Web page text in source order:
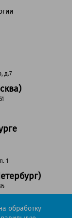
д.7
1
обработку